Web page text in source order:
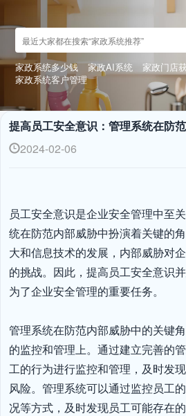
家政系统多少钱 家政AI系统 家政门店
家政系统客户管理
提高员工安全意识：管理系统在防
2024-02-06
员工安全意识是企业安全管理中至
统在防范内部威胁中扮演着关键的
大和信息技术的发展，内部威胁对
的挑战。因此，提高员工安全意识
为了企业安全管理的重要任务。
管理系统在防范内部威胁中的关键
的监控和管理上。通过建立完善的
工的行为进行监控和管理，及时发
风险。管理系统可以通过监控员工
况等方式，及时发现员工可能存在